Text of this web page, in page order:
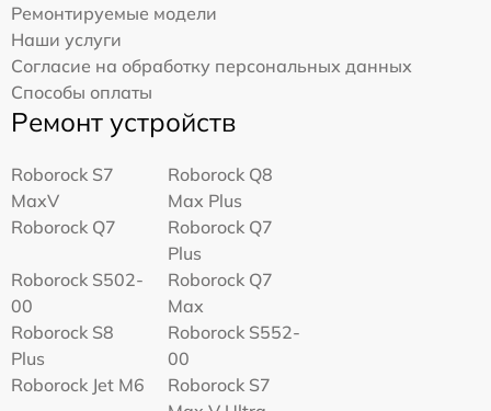
Ремонтируемые модели
Наши услуги
Согласие на обработку персональных данных
Способы оплаты
Ремонт устройств
Roborock S7
MaxV
Roborock Q8
Max Plus
Roborock Q7
Roborock Q7
Plus
Roborock S502-
00
Roborock Q7
Max
Roborock S8
Plus
Roborock S552-
00
Roborock Jet M6
Roborock S7